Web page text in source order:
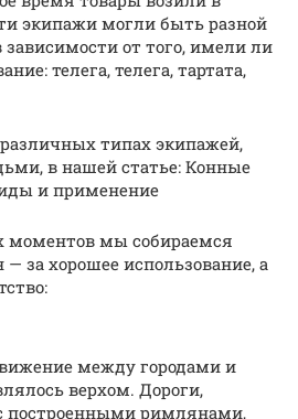
экипажи могли быть разной
от того, имели ли
телега, телега, тартата,
типах экипажей,
в нашей статье: Конные
и применение
моментов мы собираемся
за хорошее использование, а
между городами и
верхом. Дороги,
построенными римлянами,